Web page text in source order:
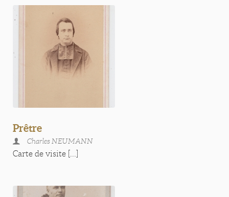
Prêtre
Charles NEUMANN
Carte de visite [...]